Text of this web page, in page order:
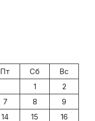
Пт Сб
Вс
1
2
7 8
9
14 15
16